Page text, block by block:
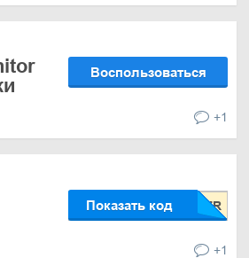
Воспользоваться
+1
Показать код
+1